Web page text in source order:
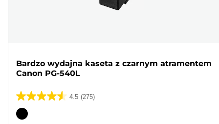
Bardzo wydajna kaseta z czarnym atramentem
Canon PG-540L
4.5 (275)
4.5
na
Wkład